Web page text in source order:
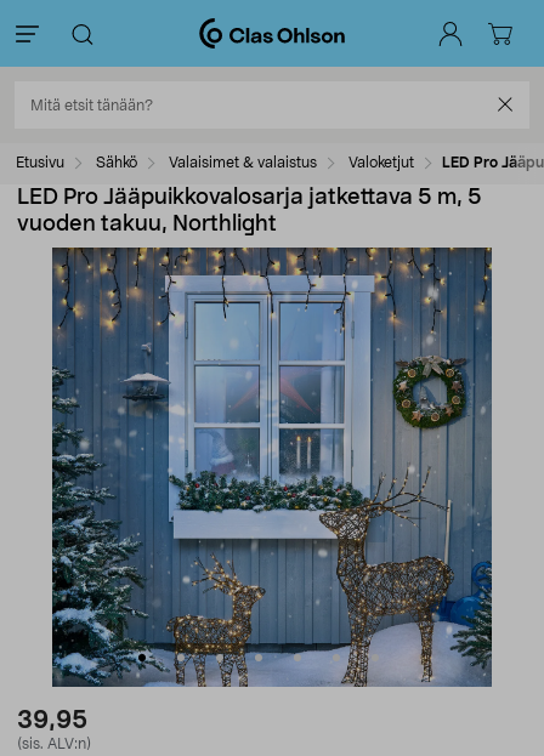
Etusivu Sähkö Valaisimet & valaistus Valoketjut LED Pro
LED Pro Jääpuikkovalosarja jatkettava 5 m, 5
vuoden takuu, Northlight
39,95
(sis. ALV:n)